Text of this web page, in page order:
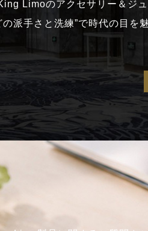
Limoのアクセサリー＆ジ
の派手さと洗練”で時代の目